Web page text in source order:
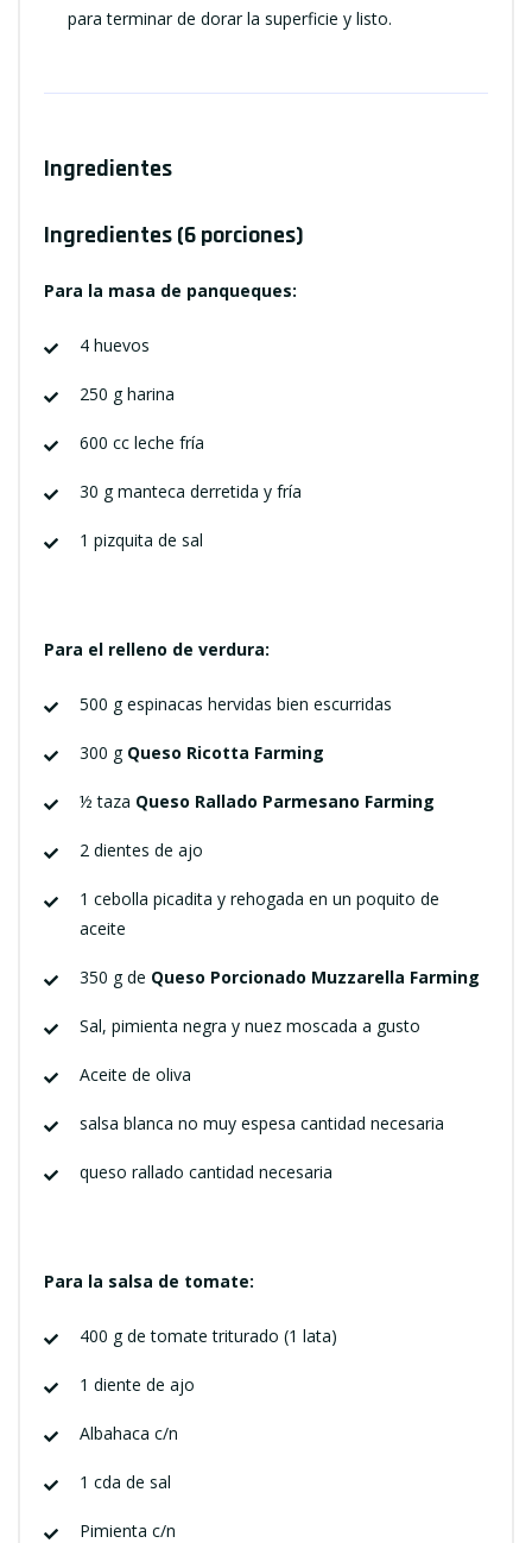
para terminar de dorar la superficie y listo.
Ingredientes
Ingredientes (6 porciones)
Para la masa de panqueques:
4 huevos
250 g harina
600 cc leche fría
30 g manteca derretida y fría
1 pizquita de sal
Para el relleno de verdura:
500 g espinacas hervidas bien escurridas
300 g Queso Ricotta Farming
½ taza Queso Rallado Parmesano Farming
2 dientes de ajo
1 cebolla picadita y rehogada en un poquito de
aceite
350 g de Queso Porcionado Muzzarella Farming
Sal, pimienta negra y nuez moscada a gusto
Aceite de oliva
salsa blanca no muy espesa cantidad necesaria
queso rallado cantidad necesaria
Para la salsa de tomate:
400 g de tomate triturado (1 lata)
1 diente de ajo
Albahaca c/n
1 cda de sal
Pimienta c/n